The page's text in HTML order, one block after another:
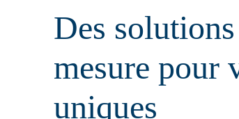
Des
mesure pour
uniques